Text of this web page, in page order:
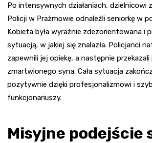
Po intensywnych działaniach, dzielnicowi
Policji w Prażmowie odnaleźli seniorkę w
Kobieta była wyraźnie zdezorientowana i
sytuacją, w jakiej się znalazła. Policjanci
zapewnili jej opiekę, a następnie
zmartwionego syna. Cała sytuacja
pozytywnie dzięki profesjonalizmowi i
funkcjonariuszy.
Misyjne podejście